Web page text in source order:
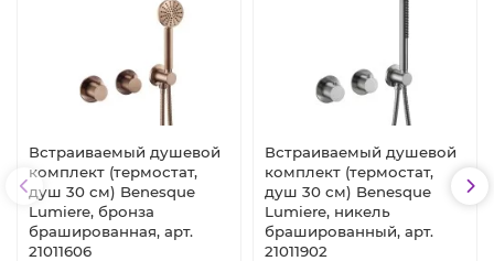
Встраиваемый душевой
комплект (термостат,
душ 30 см) Benesque
Lumiere, бронза
брашированная, арт.
21011606
Встраиваемый душевой
комплект (термостат,
душ 30 см) Benesque
Lumiere, никель
брашированный, арт.
21011902